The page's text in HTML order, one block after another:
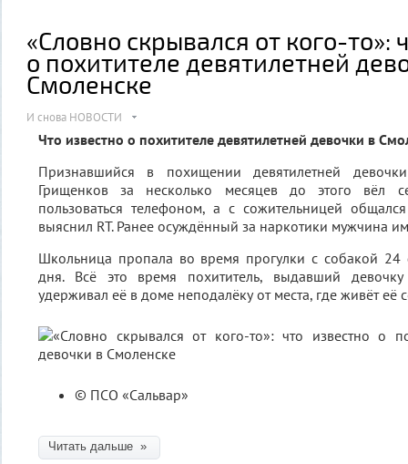
«Словно скрывался от кого-то»:
о похитителе девятилетней
Смоленске
И снова НОВОСТИ
Что известно о похитителе девятилетней девочки в
Признавшийся в похищении девятилетней
Грищенков за несколько месяцев до этого вёл
пользоваться телефоном, а с сожительницей
выяснил RT. Ранее осуждённый за наркотики мужчина
Школьница пропала во время прогулки с собакой 24
дня. Всё это время похититель, выдавший
удерживал её в доме неподалёку от места, где живёт её
© ПСО «Сальвар»
Читать дальше »